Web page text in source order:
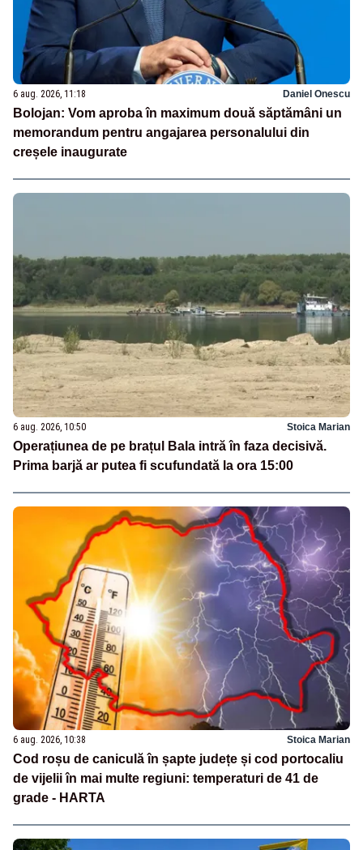
6 aug. 2026, 11:18 Daniel Onescu
Bolojan: Vom aproba în maximum două săptămâni un
memorandum pentru angajarea personalului din
creșele inaugurate
6 aug. 2026, 10:50 Stoica Marian
Operațiunea de pe brațul Bala intră în faza decisivă.
Prima barjă ar putea fi scufundată la ora 15:00
6 aug. 2026, 10:38 Stoica Marian
Cod roșu de caniculă în șapte județe și cod portocaliu
de vijelii în mai multe regiuni: temperaturi de 41 de
grade - HARTA